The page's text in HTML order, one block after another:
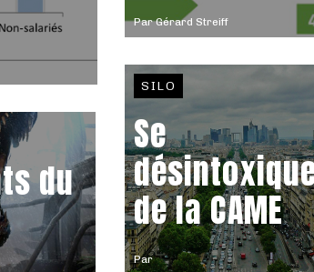
ParGérard Streiff
Par
SILO
Se
de la CAME
du